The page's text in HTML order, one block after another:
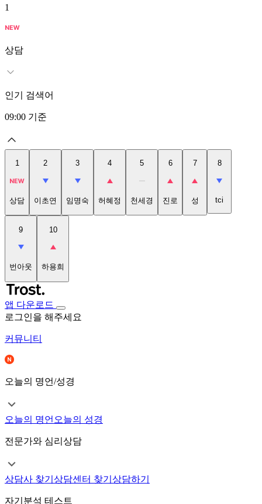
1
상담
인기 검색어
09:00 기준
1
상담
2
이초연
3
임명숙
4
허혜정
5
천세경
6
진로
7
성
8
tci
9
번아웃
10
하용희
앱 다운로드
로그인을 해주세요
커뮤니티
오늘의 명언/성경
오늘의 명언 오늘의 성경
전문가와 심리상담
상담사 찾기 상담센터 찾기 상담하기
자기분석 테스트